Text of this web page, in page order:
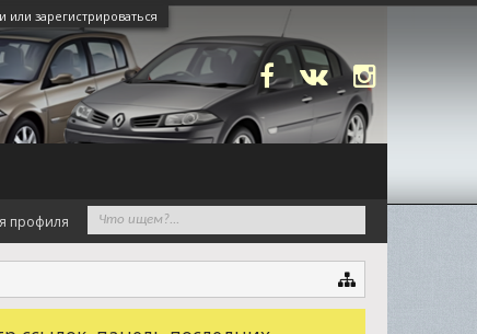
или зарегистрироваться
профиля